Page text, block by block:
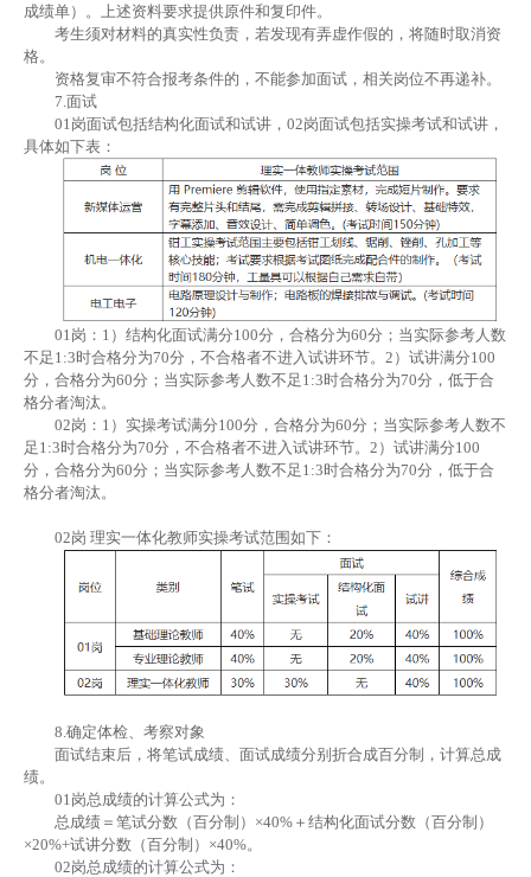
成绩单）。上述资料要求提供原件和复印件。
考生须对材料的真实性负责，若发现有弄虚作假的，将随时取消资
格。
资格复审不符合报考条件的，不能参加面试，相关岗位不再递补。
7.面试
01岗面试包括结构化面试和试讲，02岗面试包括实操考试和试讲，
具体如下表：
01岗：1）结构化面试满分100分，合格分为60分；当实际参考人数
不足1:3时合格分为70分，不合格者不进入试讲环节。2）试讲满分100
分，合格分为60分；当实际参考人数不足1:3时合格分为70分，低于合
格分者淘汰。
02岗：1）实操考试满分100分，合格分为60分；当实际参考人数不
足1:3时合格分为70分，不合格者不进入试讲环节。2）试讲满分100
分，合格分为60分；当实际参考人数不足1:3时合格分为70分，低于合
格分者淘汰。
02岗 理实一体化教师实操考试范围如下：
8.确定体检、考察对象
面试结束后，将笔试成绩、面试成绩分别折合成百分制，计算总成
绩。
01岗总成绩的计算公式为：
总成绩＝笔试分数（百分制）×40%＋结构化面试分数（百分制）
×20%+试讲分数（百分制）×40%。
02岗总成绩的计算公式为：